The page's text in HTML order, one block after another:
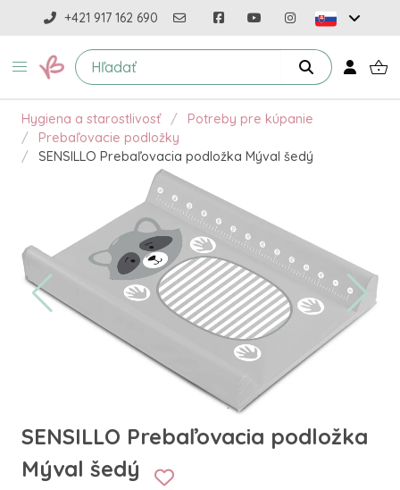
+421 917 162 690
Hygiena a starostlivosť
Potreby pre kúpanie
Prebaľovacie podložky
SENSILLO Prebaľovacia podložka Mýval šedý
SENSILLO Prebaľovacia podložka
Mýval šedý